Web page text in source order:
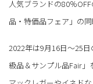
人気ブランドの80％
品・特価品フェア」の同
2022年は9月16日～25
級品＆サンプル品Fair」